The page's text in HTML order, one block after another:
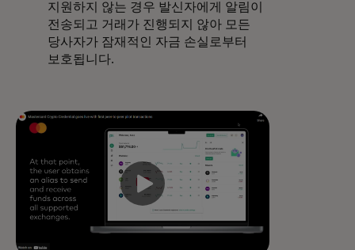
지원하지 않는 경우 발신자에게 알림이
전송되고 거래가 진행되지 않아 모든
당사자가 잠재적인 자금 손실로부터
보호됩니다.